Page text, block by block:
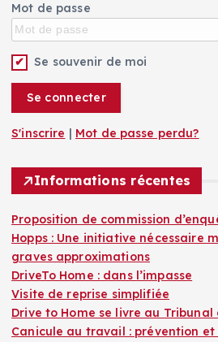
a
r
t
i
e
a
r
i
c
s
r
t
h
e
m
e
Mot de passe
Se souvenir de moi
S'inscrire Mot de passe perdu?
Informations récentes
Proposition de commission
Hopps : Une initiative nécessaire
graves approximations
DriveTo Home : dans l’impasse
Visite de reprise simplifiée
Drive to Home se livre au Tribunal
Canicule au travail : prévention